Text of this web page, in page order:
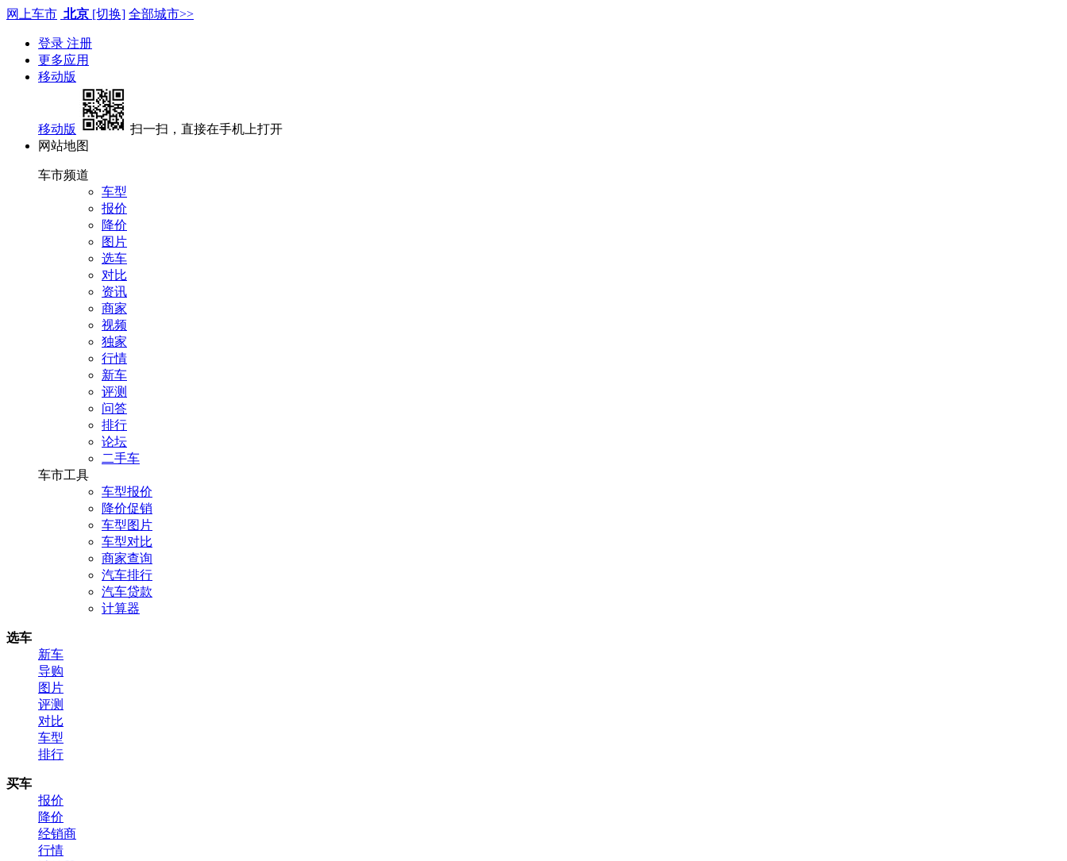
网上车市 北京 [切换] 全部城市>>
登录 注册
更多应用
移动版
移动版
扫一扫，直接在手机上打开
网站地图
车市频道
车型
报价
降价
图片
选车
对比
资讯
商家
视频
独家
行情
新车
评测
问答
排行
论坛
二手车
车市工具
车型报价
降价促销
车型图片
车型对比
商家查询
汽车排行
汽车贷款
计算器
选车
新车
导购
图片
评测
对比
车型
排行
买车
报价
降价
经销商
行情